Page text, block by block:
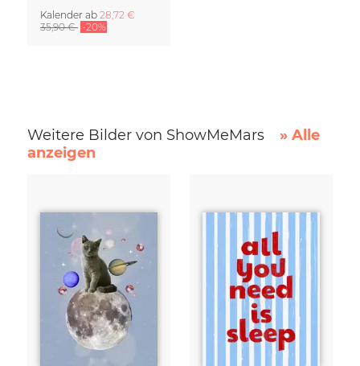
Kalender ab 28,72 €
35,90 € -20%
Weitere Bilder von ShowMeMars
» Alle
anzeigen